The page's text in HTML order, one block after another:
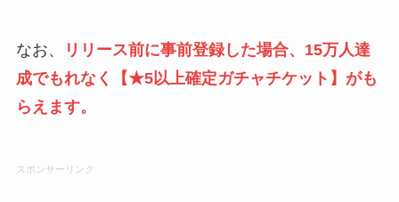
なお、
リリース前に事前登録した場合、15万人達
成でもれなく
【★5以上確定ガチャチケット 】がも
らえます。
スポンサーリンク